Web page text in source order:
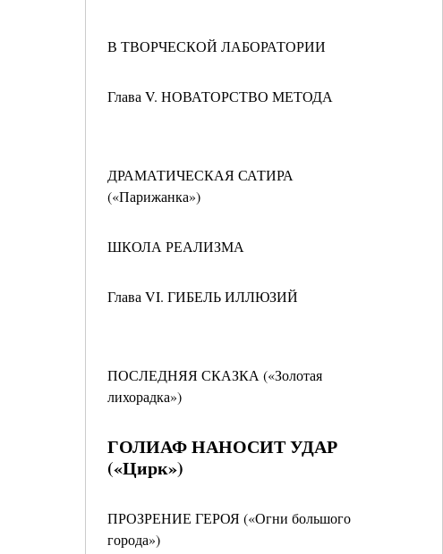
В ТВОРЧЕСКОЙ ЛАБОРАТОРИИ
Глава V. НОВАТОРСТВО МЕТОДА
ДРАМАТИЧЕСКАЯ САТИРА
(«Парижанка»)
ШКОЛА РЕАЛИЗМА
Глава VI. ГИБЕЛЬ ИЛЛЮЗИЙ
ПОСЛЕДНЯЯ СКАЗКА («Золотая
лихорадка»)
ГОЛИАФ НАНОСИТ УДАР
(«Цирк»)
ПРОЗРЕНИЕ ГЕРОЯ («Огни большого
города»)